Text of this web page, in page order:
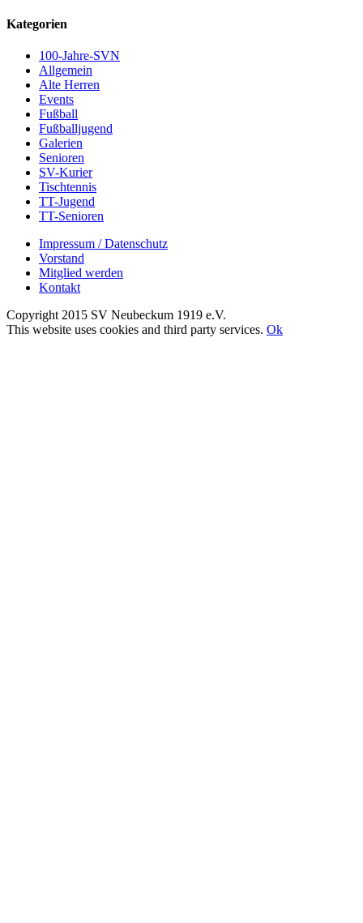
Kategorien
100-Jahre-SVN
Allgemein
Alte Herren
Events
Fußball
Fußballjugend
Galerien
Senioren
SV-Kurier
Tischtennis
TT-Jugend
TT-Senioren
Impressum / Datenschutz
Vorstand
Mitglied werden
Kontakt
Copyright 2015 SV Neubeckum 1919 e.V.
Facebook
E-
Toggle
This website uses cookies and third party services. Ok